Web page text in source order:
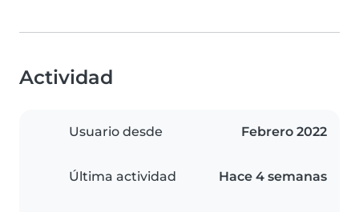
Actividad
Usuario desde Febrero 2022
Última actividad Hace 4 semanas